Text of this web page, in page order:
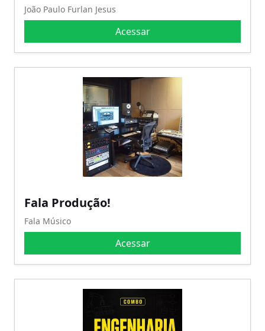
João Paulo Furlan Jesus
Acessar
Fala Produção!
Fala Músico
Acessar